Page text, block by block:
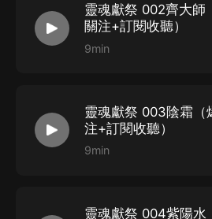
其法律責任。
3、如在充值/購買環節遇到問題，
頁面右上方按鈕，將頁面分享至微
4、在購買過程中，如果您有任何
在喜馬拉雅APP【賬號-聯系客
也可撥打客服電話：400-838-5616
靈魂獻祭 002齊大師
關注+訂閱收聽）
9min
靈魂獻祭 003陰霜（
注+訂閱收聽）
9min
靈魂獻祭 004紫陽水